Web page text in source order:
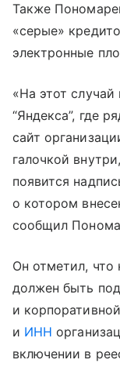
Также
«серые»
электронные
«На этот
“Яндекса”, где
сайт
галочкой
появится
о котором
сообщил
Он отметил, что
должен быть
и
и ИНН
включении в